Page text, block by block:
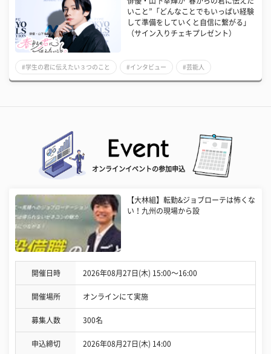
いこと”「どんなことでもいっぱい経験
して準備をしていくと自信に繋がる」
（サイン入りチェキプレゼント）
#学生の君に伝えたい３つのこと #インタビュー #芸能人
オンラインイベントの参加申込
【大林組】転勤&ジョブローテは怖くな
い！九州の現場から設
開催日時 2026年08月27日(木) 15:00〜16:00
開催場所 オンラインにて実施
募集人数 300名
申込締切 2026年08月27日(木) 14:00